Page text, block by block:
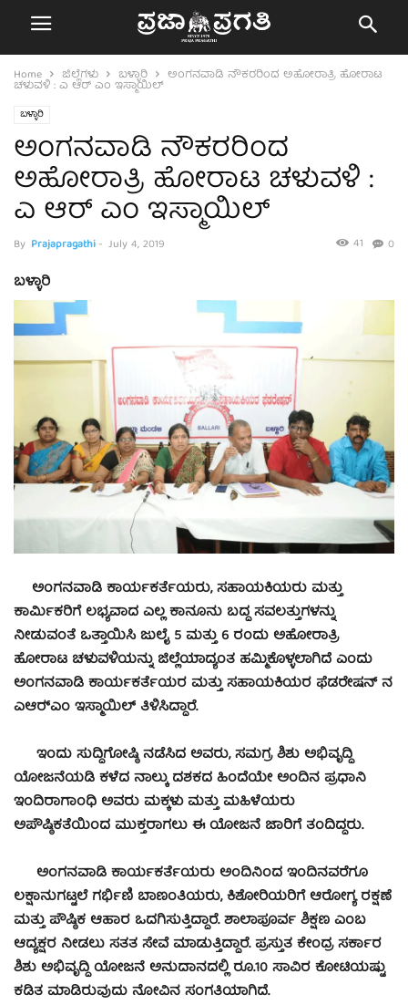
Home ಜಿಲ್ಲೆಗಳು ಬಳ್ಳಾರಿ ಅಂಗನವಾಡಿ ನೌಕರರಿಂದ ಅಹೋರಾತ್ರಿ ಹೋರಾಟ
ಚಳುವಳಿ : ಎ ಆರ್ ಎಂ ಇಸ್ಮಾಯಿಲ್
ಬಳ್ಳಾರಿ
ಅಂಗನವಾಡಿ ನೌಕರರಿಂದ
ಅಹೋರಾತ್ರಿ ಹೋರಾಟ ಚಳುವಳಿ :
ಎ ಆರ್ ಎಂ ಇಸ್ಮಾಯಿಲ್
By Prajapragathi- July 4, 2019 0
41
ಬಳ್ಳಾರಿ
ಅಂಗನವಾಡಿ ಕಾರ್ಯಕರ್ತೆಯರು, ಸಹಾಯಕಿಯರು ಮತ್ತು
ಕಾರ್ಮಿಕರಿಗೆ ಲಭ್ಯವಾದ ಎಲ್ಲ ಕಾನೂನು ಬದ್ಧ ಸವಲತ್ತುಗಳನ್ನು
ನೀಡುವಂತೆ ಒತ್ತಾಯಿಸಿ ಜುಲೈ 5 ಮತ್ತು 6 ರಂದು ಅಹೋರಾತ್ರಿ
ಹೋರಾಟ ಚಳುವಳಿಯನ್ನು ಜಿಲ್ಲೆಯಾದ್ಯಂತ ಹಮ್ಮಿಕೊಳ್ಳಲಾಗಿದೆ ಎಂದು
ಅಂಗನವಾಡಿ ಕಾರ್ಯಕರ್ತೆಯರ ಮತ್ತು ಸಹಾಯಕಿಯರ ಫೆಡರೇಷನ್ ನ
ಎಆರ್‍ಎಂ ಇಸ್ಮಾಯಿಲ್ ತಿಳಿಸಿದ್ದಾರೆ.
ಇಂದು ಸುದ್ದಿಗೋಷ್ಠಿ ನಡೆಸಿದ ಅವರು, ಸಮಗ್ರ ಶಿಶು ಅಭಿವೃದ್ಧಿ
ಯೋಜನೆಯಡಿ ಕಳೆದ ನಾಲ್ಕು ದಶಕದ ಹಿಂದೆಯೇ ಅಂದಿನ ಪ್ರಧಾನಿ
ಇಂದಿರಾಗಾಂಧಿ ಅವರು ಮಕ್ಕಳು ಮತ್ತು ಮಹಿಳೆಯರು
ಅಪೌಷ್ಠಿಕತೆಯಿಂದ ಮುಕ್ತರಾಗಲು ಈ ಯೋಜನೆ ಜಾರಿಗೆ ತಂದಿದ್ದರು.
ಅಂಗನವಾಡಿ ಕಾರ್ಯಕರ್ತೆಯರು ಅಂದಿನಿಂದ ಇಂದಿನವರೆಗೂ
ಲಕ್ಷಾನುಗಟ್ಟಲೆ ಗರ್ಭಿಣಿ ಬಾಣಂತಿಯರು, ಕಿಶೋರಿಯರಿಗೆ ಆರೋಗ್ಯ ರಕ್ಷಣೆ
ಮತ್ತು ಪೌಷ್ಠಿಕ ಆಹಾರ ಒದಗಿಸುತ್ತಿದ್ದಾರೆ. ಶಾಲಾಪೂರ್ವ ಶಿಕ್ಷಣ ಎಂಬ
ಆದ್ಯಕ್ಷರ ನೀಡಲು ಸತತ ಸೇವೆ ಮಾಡುತ್ತಿದ್ದಾರೆ. ಪ್ರಸ್ತುತ ಕೇಂದ್ರ ಸರ್ಕಾರ
ಶಿಶು ಅಭಿವೃದ್ದಿ ಯೋಜನೆ ಅನುದಾನದಲ್ಲಿ ರೂ.10 ಸಾವಿರ ಕೋಟಿಯಷ್ಟು
ಕಡಿತ ಮಾಡಿರುವುದು ನೋವಿನ ಸಂಗತಿಯಾಗಿದೆ.